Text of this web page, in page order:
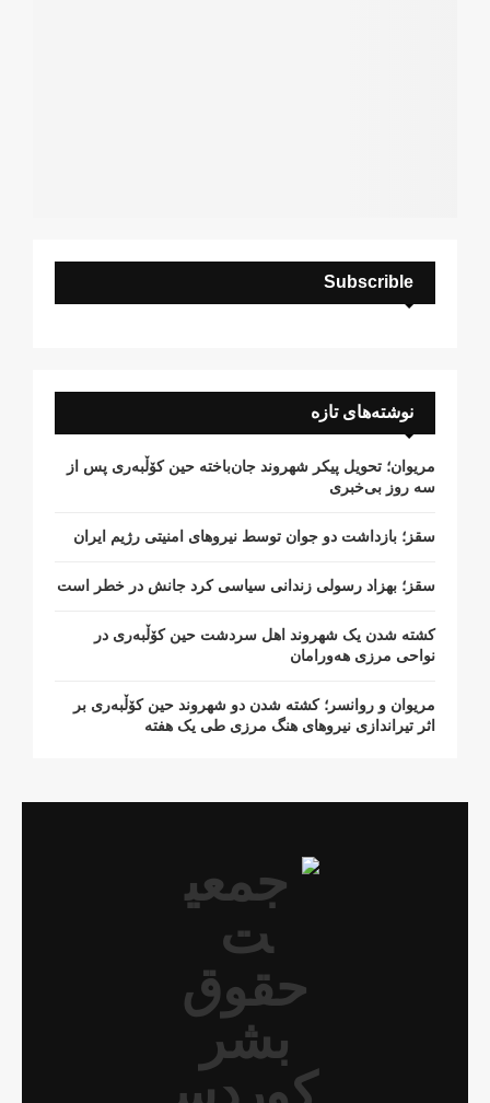
Subscrible
نوشته‌های تازه
مریوان؛ تحویل پیکر شهروند جان‌باخته حین کۆڵبەری پس از
سە روز بی‌خبری
سقز؛ بازداشت دو جوان توسط نیروهای امنیتی رژیم ایران
سقز؛ بهزاد رسولی زندانی سیاسی کرد جانش در خطر است
کشتە شدن یک شهروند اهل سردشت حین کۆڵبەری در
نواحی مرزی هەورامان
مریوان و روانسر؛ کشته شدن دو شهروند حین کۆڵبەری بر
اثر تیراندازی نیروهای هنگ مرزی طی یک هفته